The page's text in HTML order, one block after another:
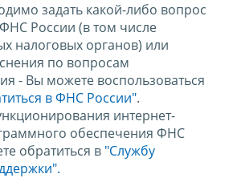
задать какой-либо вопрос
России (в том числе
налоговых органов) или
по вопросам
- Вы можете воспользоваться
в ФНС России".
интернет-
обеспечения ФНС
обратиться в "Службу